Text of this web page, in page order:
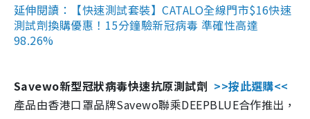
延伸閱讀：【快速測試套裝】CATALO全線門市$16快速
測試劑換購優惠！15分鐘驗新冠病毒 準確性高達
98.26%
Savewo新型冠狀病毒快速抗原測試劑 >>按此選購<<
產品由香港口罩品牌Savewo聯乘DEEPBLUE合作推出，